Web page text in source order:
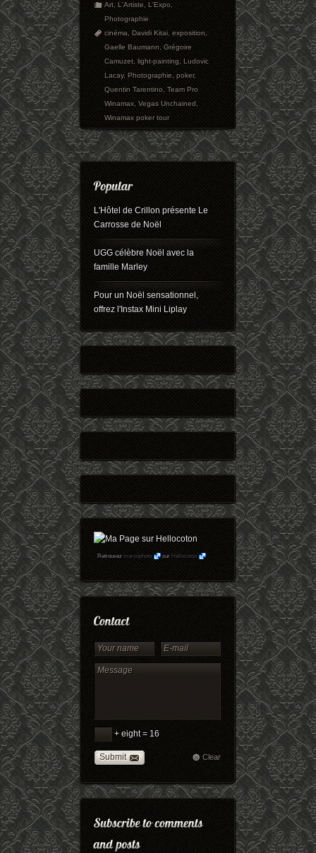
Art,L'Artiste,L'Expo,
Photographie
cinéma,Davidi Kitai,exposition,
Gaelle Baumann,Grégoire
Camuzet,light-painting,Ludovic
Lacay,Photographie,poker,
Quentin Tarentino,Team Pro
Winamax,Vegas Unchained,
Winamax poker tour
L'Hôtel de Crillon présente Le
Carrosse de Noël
UGG célèbre Noël avec la
famille Marley
Pour un Noël sensationnel,
offrez l'Instax Mini Liplay
Retrouvezmaryophoto surHellocoton
+ eight = 16
Submit Clear